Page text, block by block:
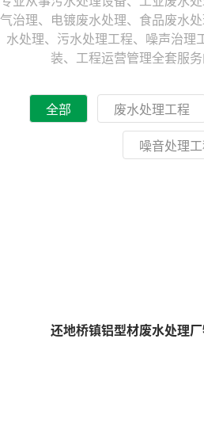
气治理、电镀废水处理、食品废水
水处理、污水处理工程、噪声治理
装、工程运营管理全套服务
全部 废水处理工程
噪音处理
还地桥镇铝型材废水处理